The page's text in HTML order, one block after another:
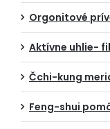
Orgonitové
Aktívne uhlie-
Čchi-kung
Feng-shui